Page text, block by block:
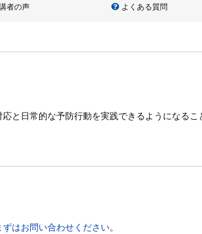
者の声 よくある質問
と日常的な予防行動を実践できるようになるこ
ずはお問い合わせください。